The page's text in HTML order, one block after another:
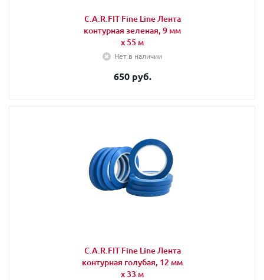
C.A.R.FIT Fine Line Лента
контурная зеленая, 9 мм
х 55 м
Нет в наличии
650 руб.
C.A.R.FIT Fine Line Лента
контурная голубая, 12 мм
х 33 м